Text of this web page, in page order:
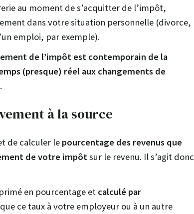
au moment de s’acquitter de l’impôt,
dans votre situation personnelle (divorce,
emploi, par exemple).
de l’impôt est contemporain de la
(presque) réel aux changements de
à la source
de calculer le pourcentage des revenus que
de votre impôtsur le revenu. Il s’agit donc
en pourcentage et calculé par
ce taux à votre employeur ou à un autre